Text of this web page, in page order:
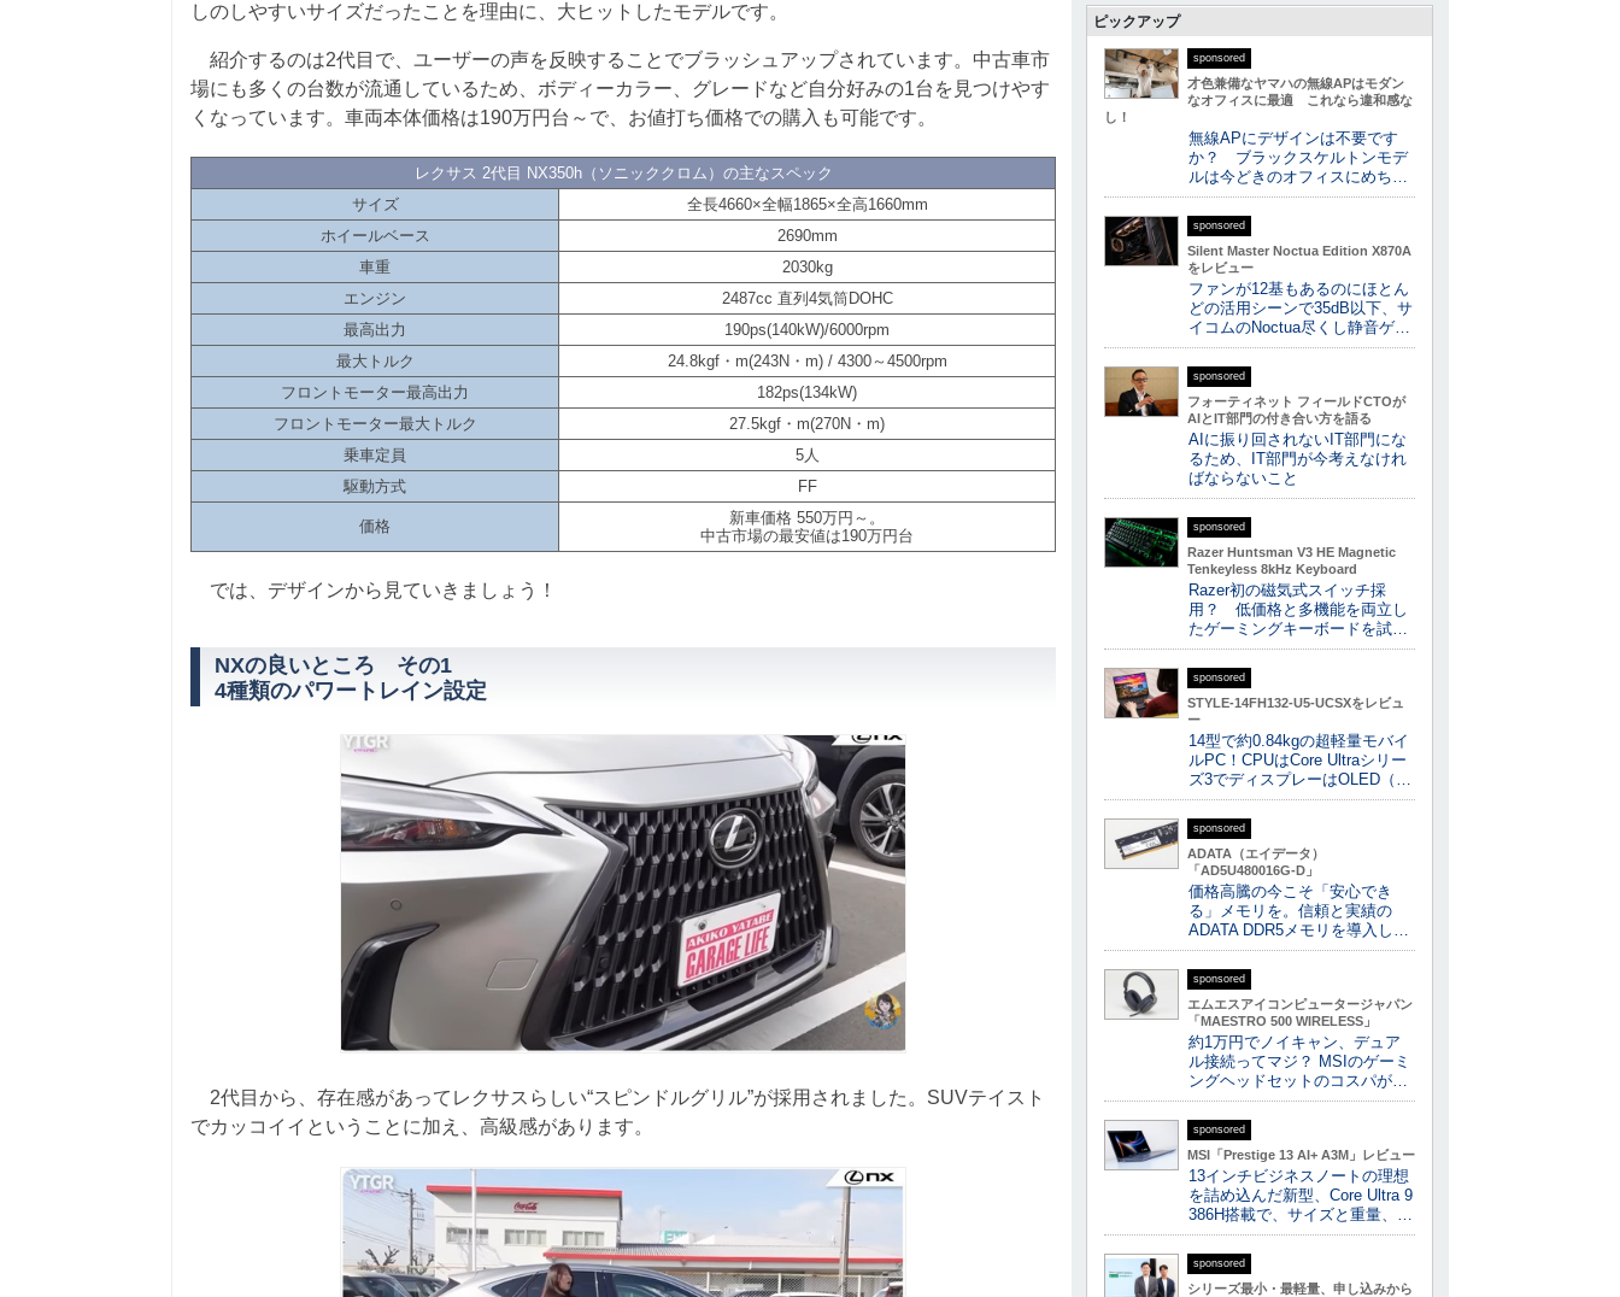
しのしやすいサイズだったことを理由に、大ヒットしたモデルです。
紹介するのは2代目で、ユーザーの声を反映することでブラッシュアップされています。中古車市
場にも多くの台数が流通しているため、ボディーカラー、グレードなど自分好みの1台を見つけやす
くなっています。車両本体価格は190万円台～で、お値打ち価格での購入も可能です。
レクサス 2代目 NX350h（ソニッククロム）の主なスペック
サイズ
全長4660×全幅1865×全高1660mm
ホイールベース
2690mm
車重
2030kg
エンジン
2487cc 直列4気筒DOHC
最高出力
190ps(140kW)/6000rpm
最大トルク
24.8kgf・m(243N・m) / 4300～4500rpm
フロントモーター最高出力
182ps(134kW)
フロントモーター最大トルク
27.5kgf・m(270N・m)
乗車定員
5人
駆動方式
FF
価格
新車価格 550万円～。
中古市場の最安値は190万円台
では、デザインから見ていきましょう！
NXの良いところ その1
4種類のパワートレイン設定
2代目から、存在感があってレクサスらしい“スピンドルグリル”が採用されました。SUVテイスト
でカッコイイということに加え、高級感があります。
ピックアップ
sponsored
才色兼備なヤマハの無線APはモダン
なオフィスに最適 これなら違和感な
し！
無線APにデザインは不要です
か？ ブラックスケルトンモデ
ルは今どきのオフィスにめち…
sponsored
Silent Master Noctua Edition X870A
をレビュー
ファンが12基もあるのにほとん
どの活用シーンで35dB以下、サ
イコムのNoctua尽くし静音ゲ…
sponsored
フォーティネット フィールドCTOが
AIとIT部門の付き合い方を語る
AIに振り回されないIT部門にな
るため、IT部門が今考えなけれ
ばならないこと
sponsored
Razer Huntsman V3 HE Magnetic
Tenkeyless 8kHz Keyboard
Razer初の磁気式スイッチ採
用？ 低価格と多機能を両立し
たゲーミングキーボードを試…
sponsored
STYLE-14FH132-U5-UCSXをレビュ
ー
14型で約0.84kgの超軽量モバイ
ルPC！CPUはCore Ultraシリー
ズ3でディスプレーはOLED（…
sponsored
ADATA（エイデータ）
「AD5U480016G-D」
価格高騰の今こそ「安心でき
る」メモリを。信頼と実績の
ADATA DDR5メモリを導入し…
sponsored
エムエスアイコンピュータージャパン
「MAESTRO 500 WIRELESS」
約1万円でノイキャン、デュア
ル接続ってマジ？ MSIのゲーミ
ングヘッドセットのコスパが…
sponsored
MSI「Prestige 13 AI+ A3M」レビュー
13インチビジネスノートの理想
を詰め込んだ新型、Core Ultra 9
386H搭載で、サイズと重量、…
sponsored
シリーズ最小・最軽量、申し込みから